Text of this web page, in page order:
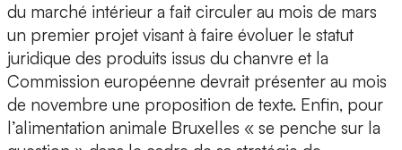
du marché intérieur a fait circuler au mois de mars
un premier projet visant à faire évoluer le statut
juridique des produits issus du chanvre et la
Commission européenne devrait présenter au mois
de novembre une proposition de texte. Enfin, pour
l’alimentation animale Bruxelles « se penche sur la